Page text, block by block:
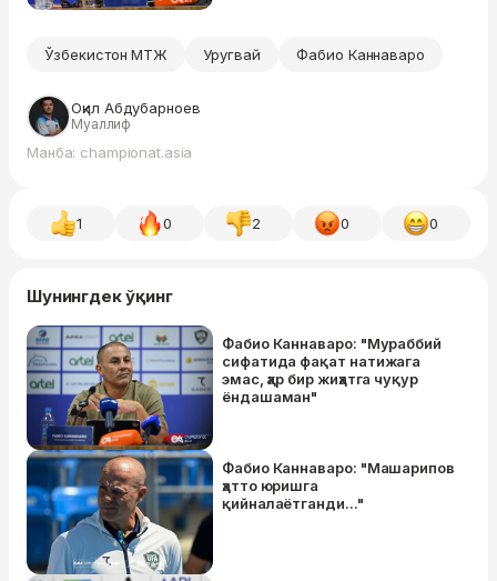
Ўзбекистон МТЖ Уругвай Фабио Каннаваро
Оқил Абдубарноев
Муаллиф
Манба: championat.asia
1 0 2 0 0
Шунингдек ўқинг
Фабио Каннаваро: "Мураббий
сифатида фақат натижага
эмас, ҳар бир жиҳатга чуқур
ёндашаман"
Фабио Каннаваро: "Машарипов
ҳатто юришга
қийналаётганди..."